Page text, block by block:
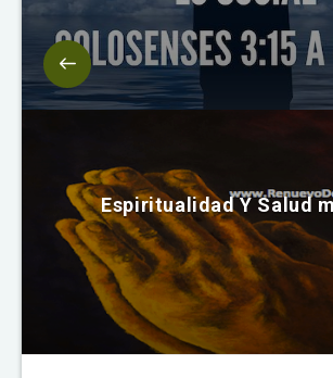
Espiritualidad Y Salud